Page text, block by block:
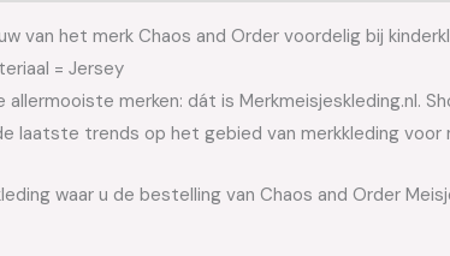
van het merk Chaos and Order voordelig bij
= Jersey
merken: dát is Merkmeisjeskleding.nl.
laatste trends op het gebied van merkkleding voor
waar u de bestelling van Chaos and Order